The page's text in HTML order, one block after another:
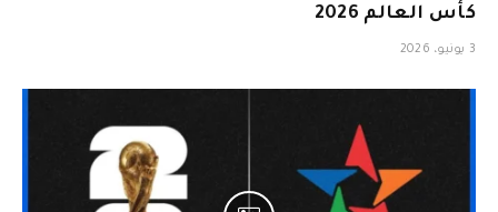
كأس العالم 2026
3 يونيو، 2026